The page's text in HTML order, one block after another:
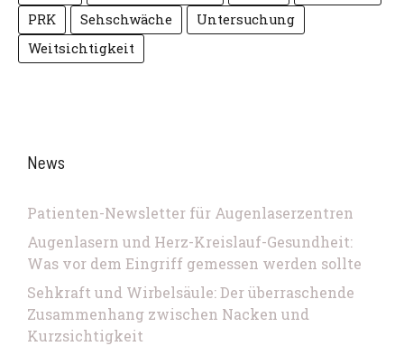
PRK
Sehschwäche
Untersuchung
Weitsichtigkeit
News
Patienten-Newsletter für Augenlaserzentren
Augenlasern und Herz-Kreislauf-Gesundheit:
Was vor dem Eingriff gemessen werden sollte
Sehkraft und Wirbelsäule: Der überraschende
Zusammenhang zwischen Nacken und
Kurzsichtigkeit